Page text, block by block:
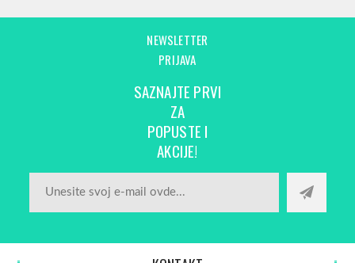
NEWSLETTER
PRIJAVA
SAZNAJTE PRVI
ZA
POPUSTE I
AKCIJE!